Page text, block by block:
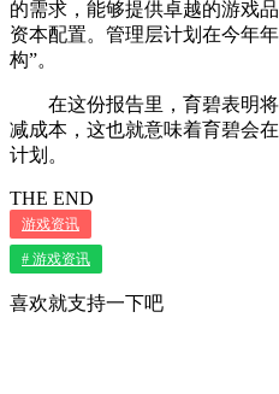
的需求，能够提供卓越的游戏
资本配置。管理层计划在今年
构”。
在这份报告里，育碧表明
减成本，这也就意味着育碧会
计划。
THE END
游戏资讯
# 游戏资讯
喜欢就支持一下吧